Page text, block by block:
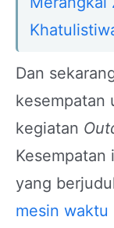
Dan
kesempatan
kegiatan
yang
mesin waktu